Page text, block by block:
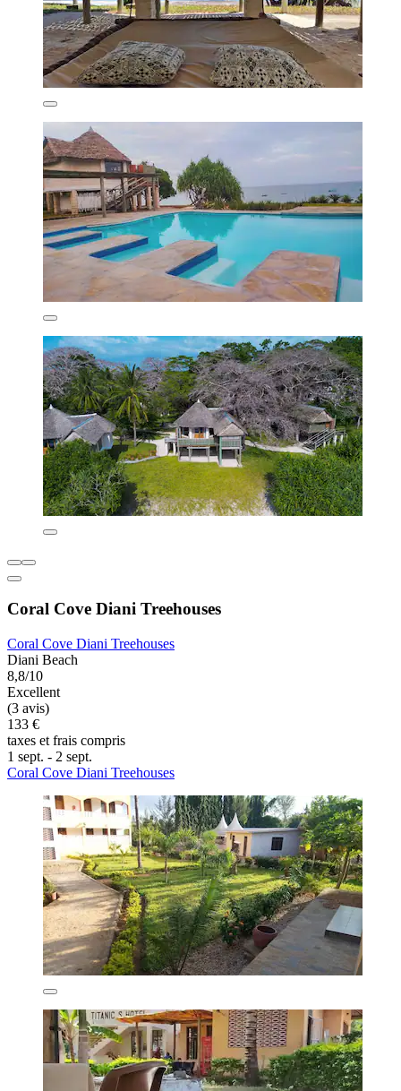
Coral Cove Diani Treehouses
Coral Cove Diani Treehouses
Diani Beach
8,8/10
Excellent
(3 avis)
133 €
taxes et frais compris
1 sept. - 2 sept.
Coral Cove Diani Treehouses